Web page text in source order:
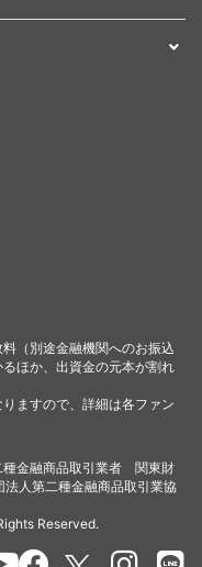
（別途金融機関へのお振込
ほか、出資金の元本が割れ
ますので、詳細は各ファン
種金融商品取引業者 関東財
人第二種金融商品取引業協
Reserved.